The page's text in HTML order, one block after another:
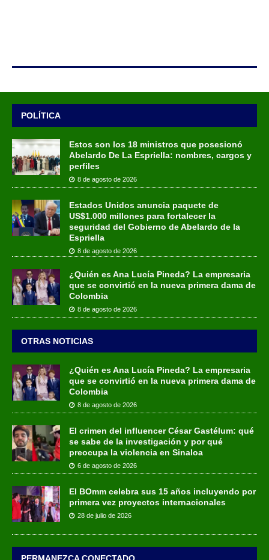
POLÍTICA
Estos son los 18 ministros que posesionó
Abelardo De La Espriella: nombres, cargos y
perfiles
8 de agosto de 2026
Estados Unidos anuncia paquete de
US$1.000 millones para fortalecer la
seguridad del Gobierno de Abelardo de la
Espriella
8 de agosto de 2026
¿Quién es Ana Lucía Pineda? La empresaria
que se convirtió en la nueva primera dama de
Colombia
8 de agosto de 2026
OTRAS NOTICIAS
¿Quién es Ana Lucía Pineda? La empresaria
que se convirtió en la nueva primera dama de
Colombia
8 de agosto de 2026
El crimen del influencer César Gastélum: qué
se sabe de la investigación y por qué
preocupa la violencia en Sinaloa
6 de agosto de 2026
El BOmm celebra sus 15 años incluyendo por
primera vez proyectos internacionales
28 de julio de 2026